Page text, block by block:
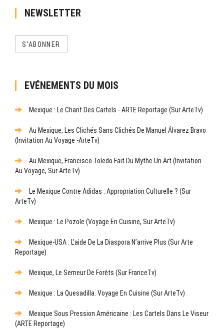
NEWSLETTER
S'ABONNER
EVÉNEMENTS DU MOIS
Mexique : Le Chant Des Cartels - ARTE Reportage (sur ArteTv)
Au Mexique, Les Clichés Sans Clichés De Manuel Álvarez Bravo
(Invitation Au Voyage -ArteTv)
Au Mexique, Francisco Toledo Fait Du Mythe Un Art (Invitation
Au Voyage, Sur ArteTv)
Le Mexique Contre Adidas : Appropriation Culturelle ? (sur
ArteTv)
Mexique : Le Pozole (Voyage En Cuisine, Sur ArteTv)
Mexique-USA : L’aide De La Diaspora N’arrive Plus (sur Arte
Reportage)
Mexique, Le Semeur De Forêts (sur FranceTv)
Mexique : La Quesadilla. Voyage En Cuisine (sur ArteTv)
Mexique Sous Pression Américaine : Les Cartels Dans Le Viseur
(ARTE Reportage)